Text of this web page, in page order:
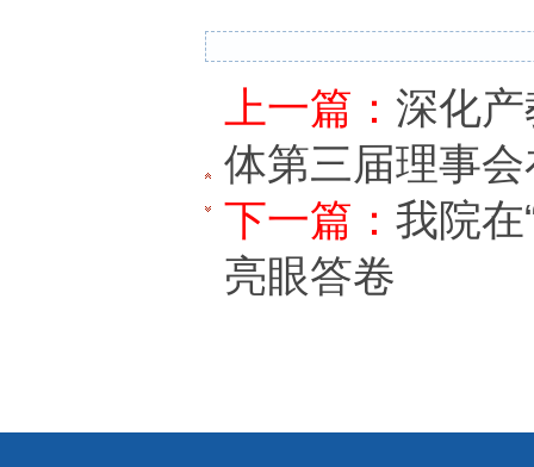
上一篇： 深化
体第三届理事
下一篇： 我院
亮眼答卷